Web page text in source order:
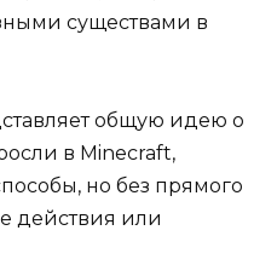
существами в
общую идею о
в Minecraft,
но без прямого
действия или